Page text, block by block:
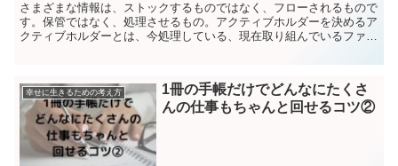
さまざまな情報は、ストックするものではなく、フローされるもので
す。保管ではなく、処理させるもの。アクティブホルダーを決めるア
クティブホルダーとは、今処理している、現在取り組んでいるファイ
幸せに生きるための考え方
1冊の手帳だけでどんなにたくさ
んの仕事もちゃんと回せるコツ②